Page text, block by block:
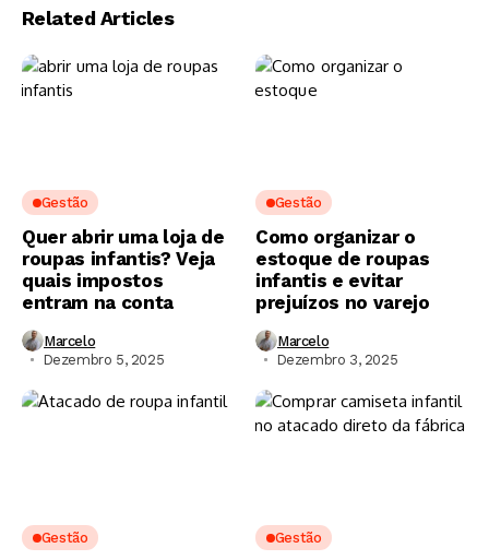
Related Articles
Gestão
Quer abrir uma loja de
roupas infantis? Veja
quais impostos
entram na conta
Marcelo
Dezembro 5, 2025
Gestão
Como organizar o
estoque de roupas
infantis e evitar
prejuízos no varejo
Marcelo
Dezembro 3, 2025
Gestão Gestão